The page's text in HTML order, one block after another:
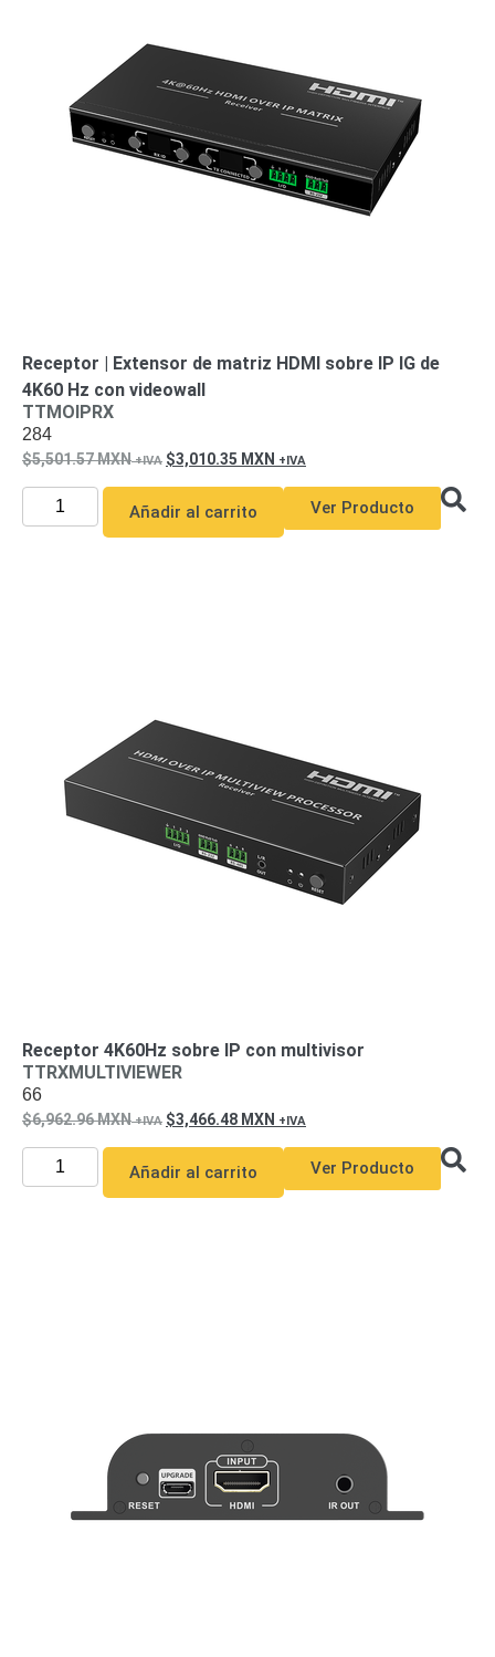
Receptor | Extensor de matriz HDMI sobre IP IG de
4K60 Hz con videowall
TTMOIPRX
284
5,501.57MXN 3,010.35 MXN
Añadir al carrito Ver Producto
Receptor 4K60Hz sobre IP con multivisor
TTRXMULTIVIEWER
66
6,962.96MXN 3,466.48 MXN
Añadir al carrito Ver Producto